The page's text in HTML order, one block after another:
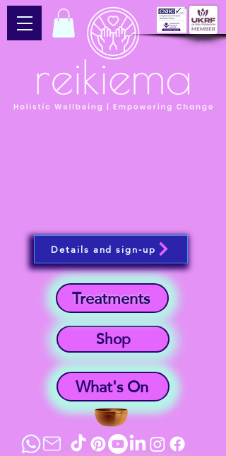
What's On
Shop
Treatments
Details and sign-up